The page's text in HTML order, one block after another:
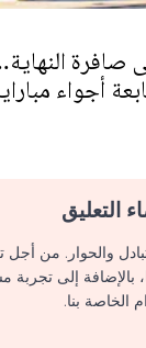
صافرة
أجواء
التعليق
والحوار. من
بالإضافة إلى
الخاصة بنا.